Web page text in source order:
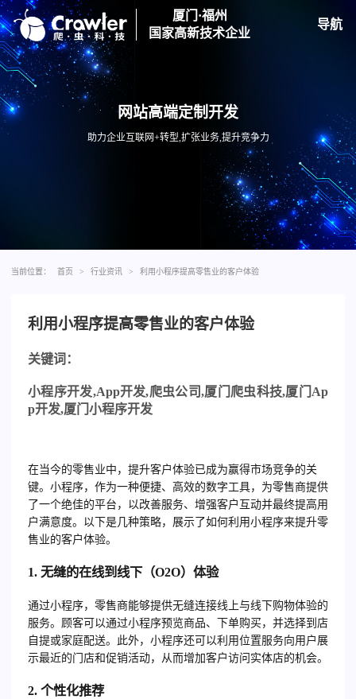
厦门·福州
国家高新技术企业
导航
网站高端定制开发
助力企业互联网+转型,扩张业务,提升竞争力
当前位置： 首页 > 行业资讯 > 利用小程序提高零售业的客户体验
利用小程序提高零售业的客户体验
关键词：
小程序开发,App开发,爬虫公司,厦门爬虫科技,厦门 Ap
p开发,厦门小程序开发
在当今的零售业中，提升客户体验已成为赢得市场竞争的关
键。小程序，作为一种便捷、高效的数字工具，为零售商提供
了一个绝佳的平台，以改善服务、增强客户互动并最终提高用
户满意度。以下是几种策略，展示了如何利用小程序来提升零
售业的客户体验。
1. 无缝的在线到线下（O2O）体验
通过小程序，零售商能够提供无缝连接线上与线下购物体验的
服务。顾客可以通过小程序预览商品、下单购买，并选择到店
自提或家庭配送。此外，小程序还可以利用位置服务向用户展
示最近的门店和促销活动，从而增加客户访问实体店的机会。
2. 个性化推荐